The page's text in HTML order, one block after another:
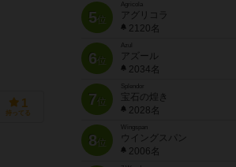
1
持ってる
5位
Agricola
アグリコラ
2120名
6位
Azul
アズール
2034名
7位
宝石の煌き
2028名
8位
Wingspan
ウイングスパン
2006名